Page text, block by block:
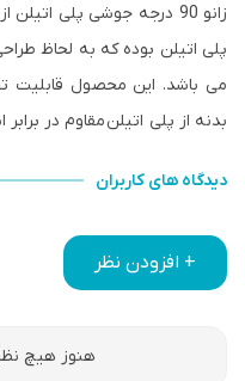
زانو 90 درجه جوشی پلی
بدنه از پلی اتیلن مقاوم در
دیدگاه های کاربران
+ افزودن نظر
هنوز هیچ